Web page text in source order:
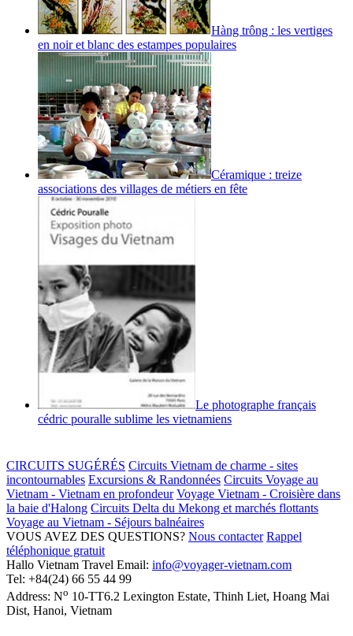
Hàng trông : les vertiges
en noir et blanc des estampes populaires
Céramique : treize
associations des villages de métiers en fête
Le photographe français
cédric pouralle sublime les vietnamiens
CIRCUITS SUGÉRÉS Circuits Vietnam de charme - sites
incontournables Excursions & Randonnées Circuits Voyage au
Vietnam - Vietnam en profondeur Voyage Vietnam - Croisière dans
la baie d'Halong Circuits Delta du Mekong et marchés flottants
Voyage au Vietnam - Séjours balnéaires
VOUS AVEZ DES QUESTIONS? Nous contacter Rappel
téléphonique gratuit
Hallo Vietnam Travel Email: info@voyager-vietnam.com
Tel: +84(24) 66 55 44 99
Address: No 10-TT6.2 Lexington Estate, Thinh Liet, Hoang Mai
Dist, Hanoi, Vietnam